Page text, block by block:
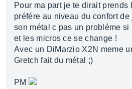
Pour ma part je te dirait prends
préfére au niveau du confort
son métal c pas un probléme
et les micros ce se change !
Avec un DiMarzio X2N meme
Gretch fait du métal ;)
PM